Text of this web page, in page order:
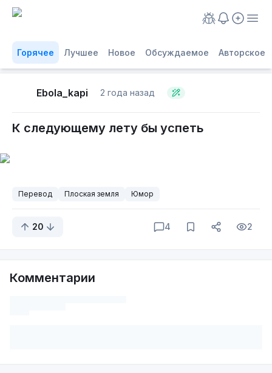
Горячее Лучшее Новое Обсуждаемое Авторское
Ebola_kapi 2 года назад
К следующему лету бы успеть
Перевод Плоская земля Юмор
20 4 2
Комментарии